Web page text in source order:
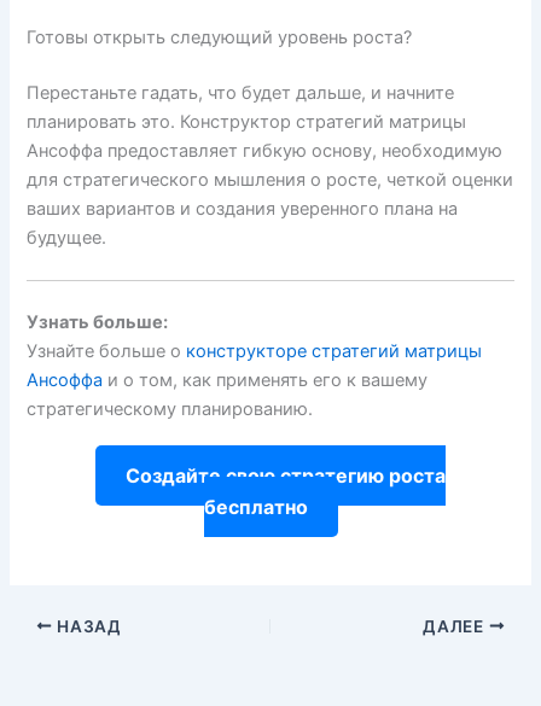
Готовы открыть следующий уровень роста?
Перестаньте гадать, что будет дальше, и начните
планировать это. Конструктор стратегий матрицы
Ансоффа предоставляет гибкую основу, необходимую
для стратегического мышления о росте, четкой оценки
ваших вариантов и создания уверенного плана на
будущее.
Узнать больше:
Узнайте больше о конструкторе стратегий матрицы
Ансоффа и о том, как применять его к вашему
стратегическому планированию.
Создайте свою стратегию роста
бесплатно
НАЗАД ДАЛЕЕ